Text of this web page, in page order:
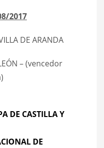
2017
DE ARANDA
– (vencedor
DE CASTILLA Y
DE